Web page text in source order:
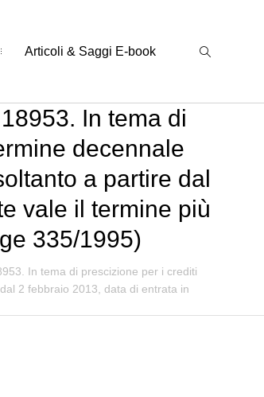
Articoli & Saggi E-book
In tema di
decennale
a partire dal
vale il termine più
335/1995)
In tema di prescizione per i crediti
2 febbraio 2013, data di entrata in